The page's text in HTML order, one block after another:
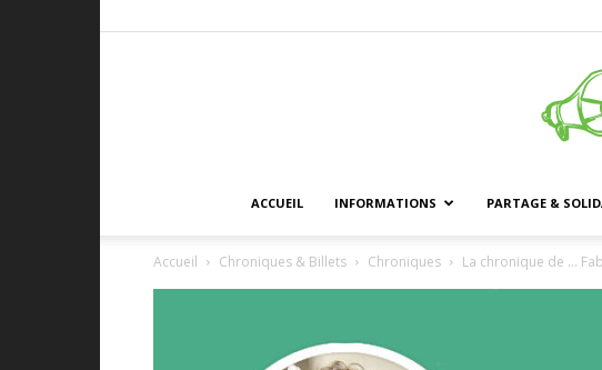
ACCUEIL INFORMATIONS PARTAGE &
Accueil Chroniques & Billets Chroniques La chronique de …